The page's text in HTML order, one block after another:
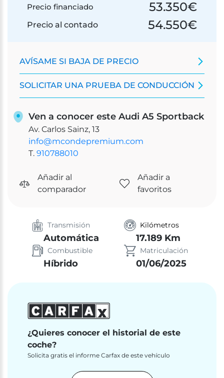
Precio financiado 53.350€
Precio al contado 54.550€
AVÍSAME SI BAJA DE PRECIO
SOLICITAR UNA PRUEBA DE CONDUCCIÓN
Ven a conocer este Audi A5 Sportback
Av. Carlos Sainz, 13
info@mcondepremium.com
T. 910788010
Añadir al
comparador
Añadir a
favoritos
Transmisión
Automática
Kilómetros
17.189 Km
Combustible
Híbrido
Matriculación
01/06/2025
¿Quieres conocer el historial de este
coche?
Solicita gratis el informe Carfax de este vehículo